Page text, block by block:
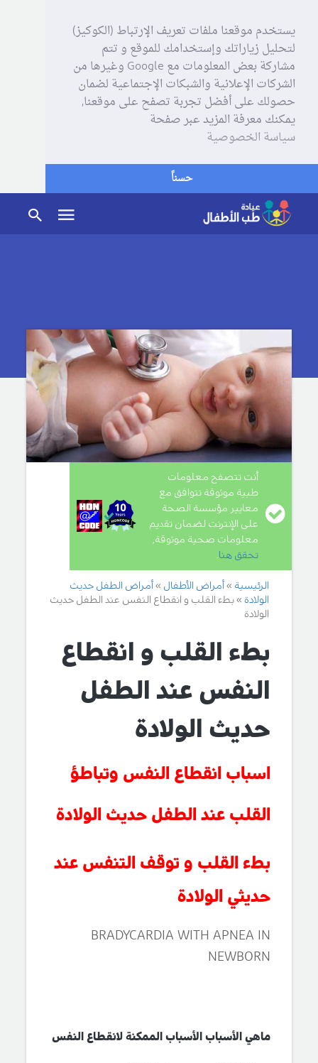
يستخدم موقعنا ملفات تعريف الإرتباط (الكوكيز)
لتحليل زياراتك وإستخدامك للموقع و تتم
مشاركة بعض المعلومات مع Google وغيرها من
الشركات الإعلانية والشبكات الإجتماعية لضمان
حصولك على أفضل تجربة تصفح على موقعنا,
يمكنك معرفة المزيد عبر صفحة
سياسة الخصوصية
حسناً
أنت تتصفح معلومات
طبية موثوقة تتوافق مع
معايير مؤسسة الصحة
على الإنترنت لضمان تقديم
معلومات صحية موثوقة,
تحقق هنا
الرئيسية أمراض الأطفال
أمراض الطفل حديث
الولادة
بطء القلب و انقطاع النفس عند الطفل حديث
الولادة
بطء القلب و انقطاع
النفس عند الطفل
حديث الولادة
اسباب انقطاع النفس وتباطؤ
القلب عند الطفل حديث الولادة
بطء القلب و توقف التنفس عند
حديثي الولادة
BRADYCARDIA WITH APNEA IN
NEWBORN
ماهي الأسباب الأسباب الممكنة لانقطاع النفس